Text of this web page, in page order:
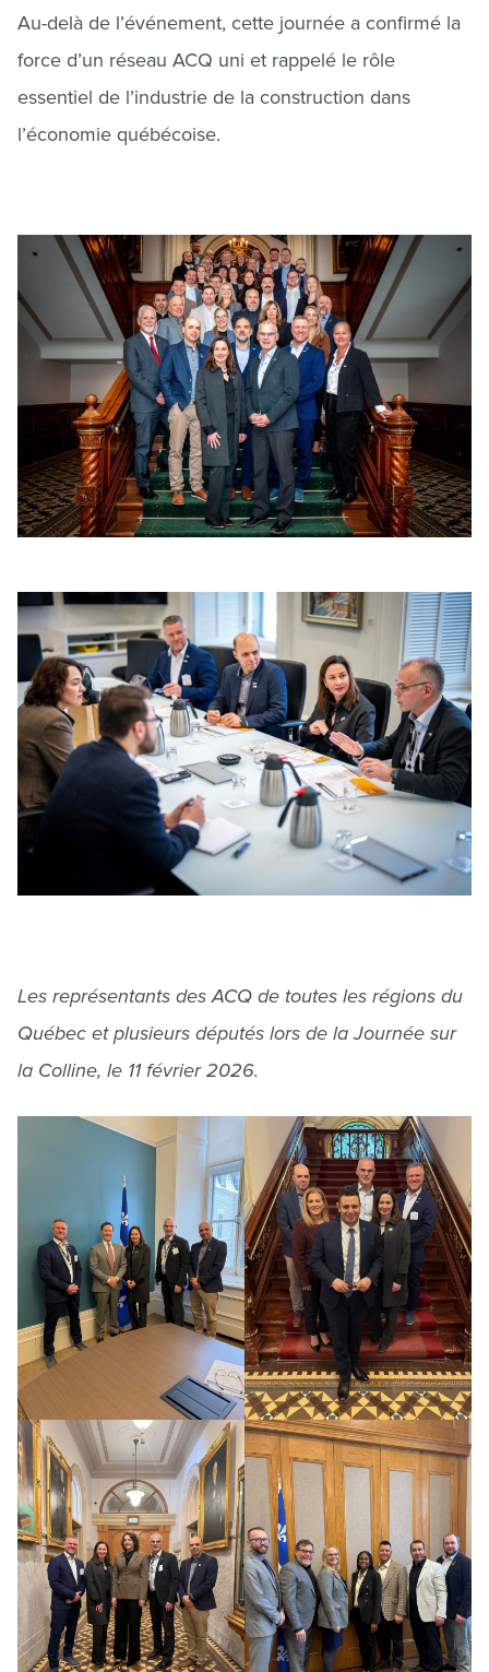
Au-delà de l’événement, cette journée a confirmé la
force d’un réseau ACQ uni et rappelé le rôle
essentiel de l’industrie de la construction dans
l’économie québécoise.
Les représentants des ACQ de toutes les régions du
Québec et plusieurs députés lors de la Journée sur
la Colline, le 11 février 2026.